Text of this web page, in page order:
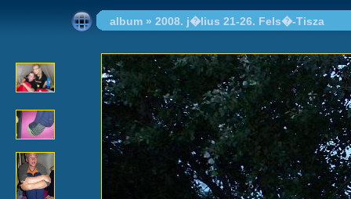
album » 2008. j�lius 21-26. Fels�-Tisza